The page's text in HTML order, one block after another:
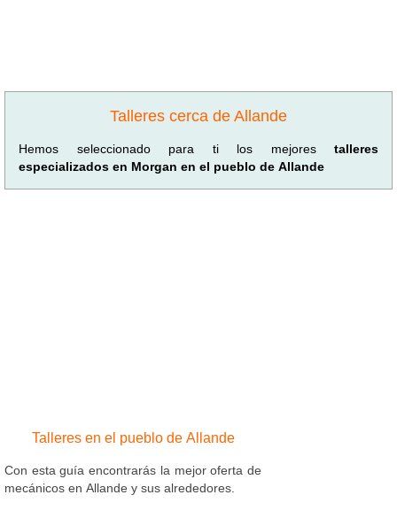
Talleres cerca de Allande
Hemos seleccionado para ti los mejores talleres
especializados en Morgan en el pueblo de Allande
Talleres en el pueblo de Allande
Con esta guía encontrarás la mejor oferta de
mecánicos en Allande y sus alrededores.